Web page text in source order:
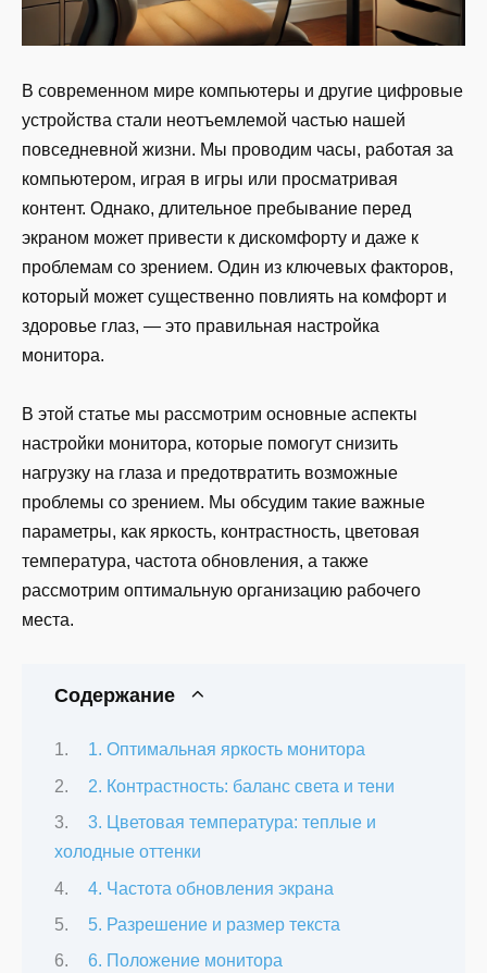
В современном мире компьютеры и другие цифровые
устройства стали неотъемлемой частью нашей
повседневной жизни. Мы проводим часы, работая за
компьютером, играя в игры или просматривая
контент. Однако, длительное пребывание перед
экраном может привести к дискомфорту и даже к
проблемам со зрением. Один из ключевых факторов,
который может существенно повлиять на комфорт и
здоровье глаз, — это правильная настройка
монитора.
В этой статье мы рассмотрим основные аспекты
настройки монитора, которые помогут снизить
нагрузку на глаза и предотвратить возможные
проблемы со зрением. Мы обсудим такие важные
параметры, как яркость, контрастность, цветовая
температура, частота обновления, а также
рассмотрим оптимальную организацию рабочего
места.
Содержание
1. Оптимальная яркость монитора
2. Контрастность: баланс света и тени
3. Цветовая температура: теплые и
холодные оттенки
4. Частота обновления экрана
5. Разрешение и размер текста
6. Положение монитора